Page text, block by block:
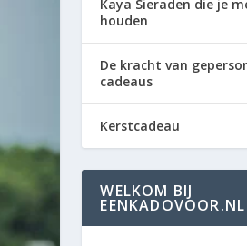
Kaya Sieraden die je
houden
De kracht van
cadeaus
Kerstcadeau
WELKOM BIJ
EENKADOVOOR.NL